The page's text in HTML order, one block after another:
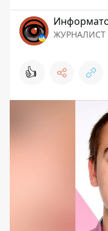
ЖУРНАЛИСТ
👍